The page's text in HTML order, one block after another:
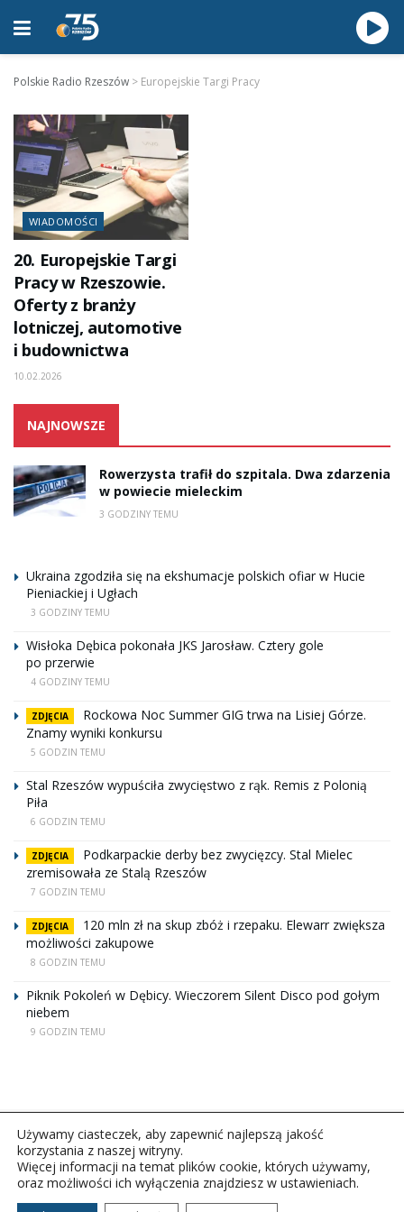
Polskie Radio Rzeszów > Europejskie Targi Pracy
WIADOMOŚCI
20. Europejskie Targi
Pracy w Rzeszowie.
Oferty z branży
lotniczej, automotive
i budownictwa
10.02.2026
NAJNOWSZE
Rowerzysta trafił do szpitala. Dwa zdarzenia
w powiecie mieleckim
3 GODZINY TEMU
Ukraina zgodziła się na ekshumacje polskich ofiar w Hucie
Pieniackiej i Ugłach
3 GODZINY TEMU
Wisłoka Dębica pokonała JKS Jarosław. Cztery gole
po przerwie
4 GODZINY TEMU
ZDJĘCIA
Rockowa Noc Summer GIG trwa na Lisiej Górze.
Znamy wyniki konkursu
5 GODZIN TEMU
Stal Rzeszów wypuściła zwycięstwo z rąk. Remis z Polonią
Piła
6 GODZIN TEMU
ZDJĘCIA
Podkarpackie derby bez zwycięzcy. Stal Mielec
zremisowała ze Stalą Rzeszów
7 GODZIN TEMU
ZDJĘCIA
120 mln zł na skup zbóż i rzepaku. Elewarr zwiększa
możliwości zakupowe
8 GODZIN TEMU
Piknik Pokoleń w Dębicy. Wieczorem Silent Disco pod gołym
niebem
9 GODZIN TEMU
Copyright © 2026Polskie Radio Rzeszów S.A. w likwidacj.
Używamy ciasteczek, aby zapewnić najlepszą jakość
korzystania z naszej witryny.
Więcej informacji na temat plików cookie, których używamy,
oraz możliwości ich wyłączenia znajdziesz w ustawieniach.